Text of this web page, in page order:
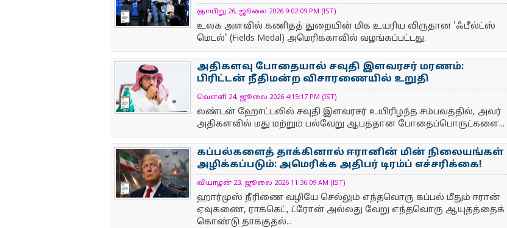
NewsIcon ஞாயிறு 26, ஜூலை 2026 9:02:09 PM (IST)
உலக அளவில் கணிதத் துறையின் மிக உயரிய விருதான 'ஃபீல்ட்ஸ்
மெடல்' (Fields Medal) அமெரிக்காவில் வழங்கப்பட்டது.
NewsIcon
அதிகளவு போதையால் சவுதி இளவரசர் மரணம்:
பிரிட்டன் நீதிமன்ற விசாரணையில் உறுதி
வெள்ளி 24, ஜூலை 2026 4:15:17 PM (IST)
லண்டன் ஹோட்டலில் சவுதி இளவரசர் உயிரிழந்த சம்பவத்தில், அவர்
அதிகளவில் மது மற்றும் பல்வேறு ஆபத்தான போதைப்பொருட்களை...
NewsIcon
கப்பல்களைத் தாக்கினால் ஈரானின் மின் நிலையங்கள்
அழிக்கப்படும்: அமெரிக்க அதிபர் டிரம்ப் எச்சரிக்கை!
வியாழன் 23, ஜூலை 2026 11:36:09 AM (IST)
ஹார்முஸ் நீரிணை வழியே செல்லும் எந்தவொரு கப்பல் மீதும் ஈரான்
ஏவுகணை, ராக்கெட், ட்ரோன் அல்லது வேறு எந்தவொரு ஆயுதத்தைக்
கொண்டு தாக்குதல்...